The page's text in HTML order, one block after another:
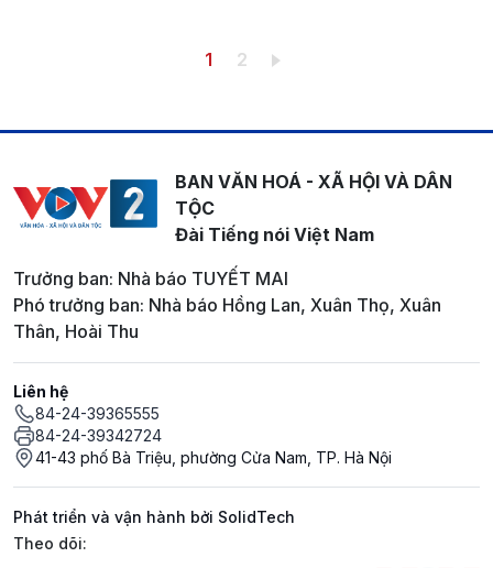
Trang hiện thời
1 Trang
2
BAN VĂN HOÁ - XÃ HỘI VÀ DÂN
TỘC
Đài Tiếng nói Việt Nam
Trưởng ban: Nhà báo TUYẾT MAI
Phó trưởng ban: Nhà báo Hồng Lan, Xuân Thọ, Xuân
Thân, Hoài Thu
Liên hệ
84-24-39365555
84-24-39342724
41-43 phố Bà Triệu, phường Cửa Nam, TP. Hà Nội
Phát triển và vận hành bởi SolidTech
Mạng xã hội
Theo dõi: